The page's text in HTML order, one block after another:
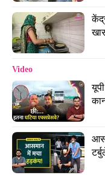
वीडियो: राजधानी:
बैलेंस'?
Video